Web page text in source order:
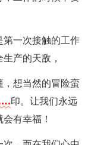
第一次接触的工作
产的天敌，
，想当然的冒险蛮
印。让我们永远
有幸福！